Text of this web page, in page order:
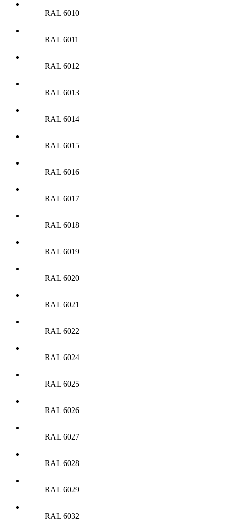
RAL 6010
RAL 6011
RAL 6012
RAL 6013
RAL 6014
RAL 6015
RAL 6016
RAL 6017
RAL 6018
RAL 6019
RAL 6020
RAL 6021
RAL 6022
RAL 6024
RAL 6025
RAL 6026
RAL 6027
RAL 6028
RAL 6029
RAL 6032